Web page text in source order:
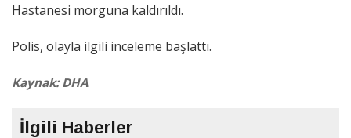
Hastanesi morguna kaldırıldı.
Polis, olayla ilgili inceleme başlattı.
Kaynak: DHA
İlgili Haberler